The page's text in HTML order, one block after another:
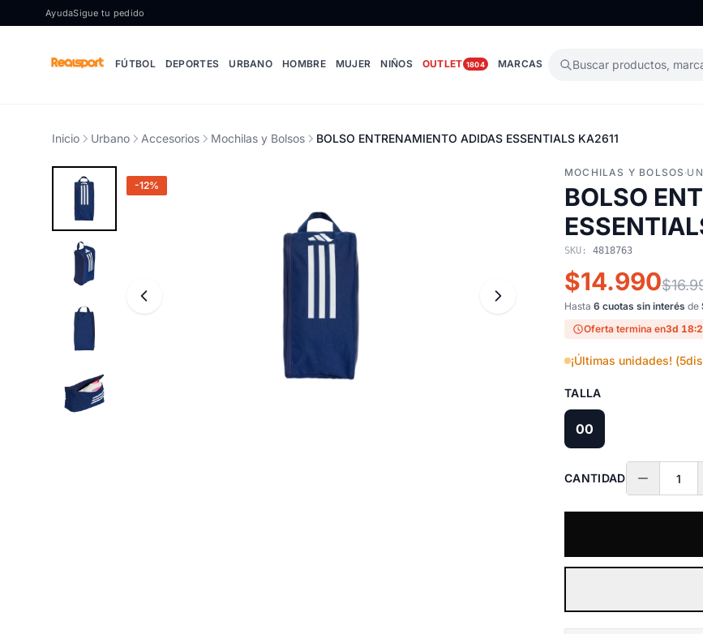
Ir al contenido
AyudaSigue tu pedido
FÚTBOL DEPORTES URBANO HOMBRE MUJER NIÑOS OUTLET 1804 MARCAS Buscar productos,
Inicio Urbano Accesorios Mochilas y Bolsos BOLSO ENTRENAMIENTO ADIDAS ESSENTIALS KA2611
-12%
MOCHILAS Y BOLSOS ·
BOLSO
SKU: 4818763
$14.990
Hasta 6 cuotas sin interés de
Oferta termina en3d
¡Últimas unidades! (5
TALLA
00
CANTIDAD